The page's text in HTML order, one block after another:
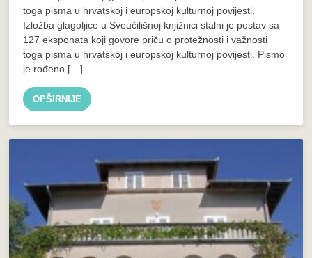
toga pisma u hrvatskoj i europskoj kulturnoj povijesti.
Izložba glagoljice u Sveučilišnoj knjižnici stalni je postav sa
127 eksponata koji govore priču o protežnosti i važnosti
toga pisma u hrvatskoj i europskoj kulturnoj povijesti. Pismo
je rođeno […]
OPŠIRNIJE